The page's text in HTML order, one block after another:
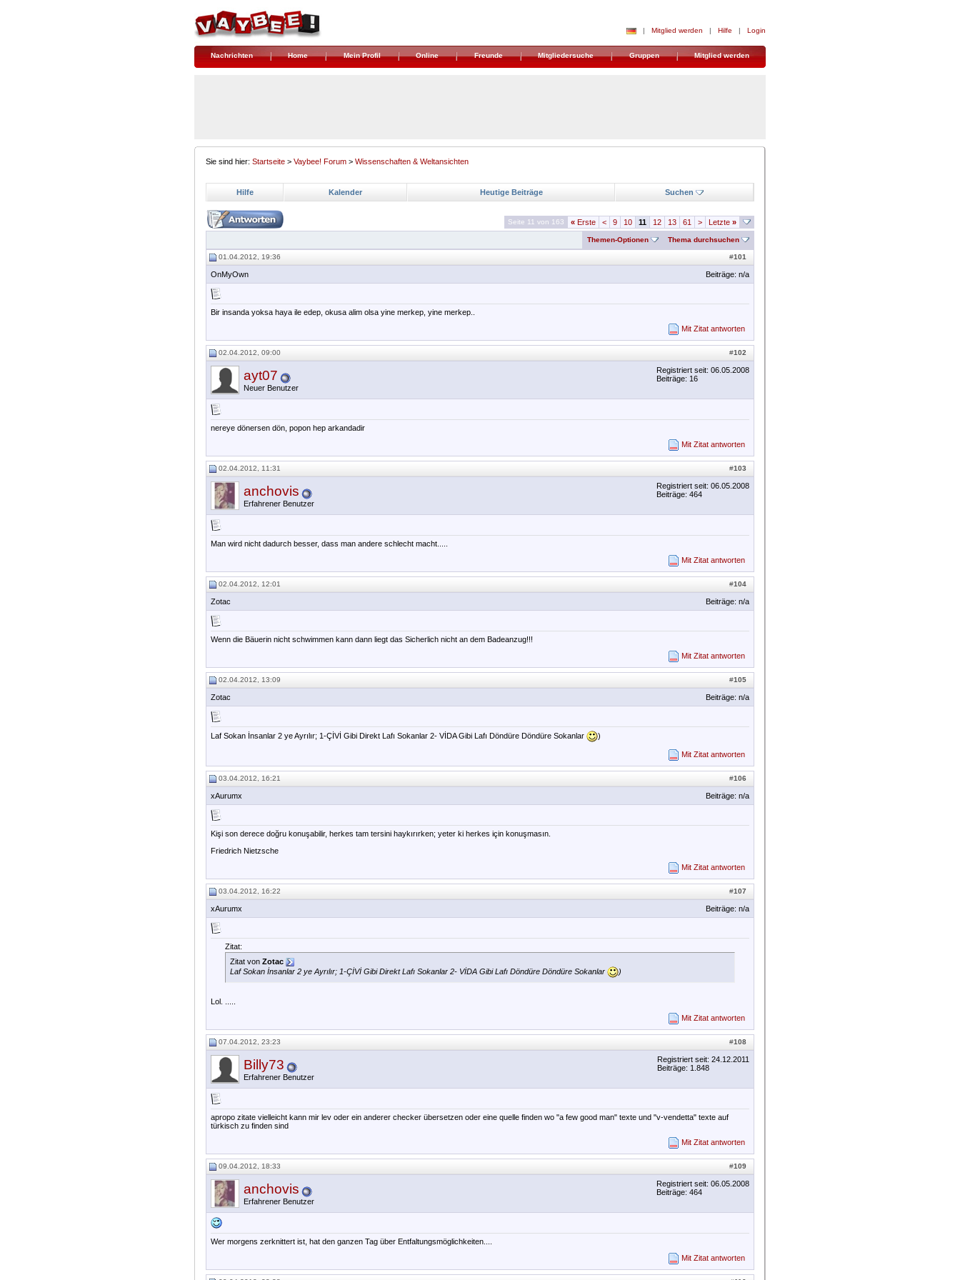
| Mitglied werden | Hilfe | Login
Nachrichten Home Mein Profil Online Freunde Mitgliedersuche Gruppen Mitglied werden
Sie sind hier: Startseite > Vaybee! Forum > Wissenschaften & Weltansichten
Hilfe Kalender Heutige Beiträge Suchen
Seite 11 von 163 « Erste < 9 10 11 12 13 61 > Letzte »
Themen-Optionen Thema durchsuchen
#101
01.04.2012, 19:36
OnMyOwn Beiträge: n/a
Bir insanda yoksa haya ile edep, okusa alim olsa yine merkep, yine merkep..
Mit Zitat antworten
#102
02.04.2012, 09:00
ayt07
Neuer Benutzer
Registriert seit: 06.05.2008
Beiträge: 16
nereye dönersen dön, popon hep arkandadir
Mit Zitat antworten
#103
02.04.2012, 11:31
anchovis
Erfahrener Benutzer
Registriert seit: 06.05.2008
Beiträge: 464
Man wird nicht dadurch besser, dass man andere schlecht macht.....
Mit Zitat antworten
#104
02.04.2012, 12:01
Zotac Beiträge: n/a
Wenn die Bäuerin nicht schwimmen kann dann liegt das Sicherlich nicht an dem Badeanzug!!!
Mit Zitat antworten
#105
02.04.2012, 13:09
Zotac Beiträge: n/a
Laf Sokan İnsanlar 2 ye Ayrılır; 1-ÇİVİ Gibi Direkt Lafı Sokanlar 2- VİDA Gibi Lafı Döndüre Döndüre Sokanlar )
Mit Zitat antworten
#106
03.04.2012, 16:21
xAurumx Beiträge: n/a
Kişi son derece doğru konuşabilir, herkes tam tersini haykırırken; yeter ki herkes için konuşmasın.
Friedrich Nietzsche
Mit Zitat antworten
#107
03.04.2012, 16:22
xAurumx Beiträge: n/a
Zitat:
Zitat von Zotac
Laf Sokan İnsanlar 2 ye Ayrılır; 1-ÇİVİ Gibi Direkt Lafı Sokanlar 2- VİDA Gibi Lafı Döndüre Döndüre Sokanlar
)
Lol. .....
Mit Zitat antworten
#108
07.04.2012, 23:23
Billy73
Erfahrener Benutzer
Registriert seit: 24.12.2011
Beiträge: 1.848
apropo zitate vielleicht kann mir lev oder ein anderer checker übersetzen oder eine quelle finden wo "a few good man" texte und "v-vendetta" texte auf
türkisch zu finden sind
Mit Zitat antworten
#109
09.04.2012, 18:33
anchovis
Erfahrener Benutzer
Registriert seit: 06.05.2008
Beiträge: 464
Wer morgens zerknittert ist, hat den ganzen Tag über Entfaltungsmöglichkeiten....
Mit Zitat antworten